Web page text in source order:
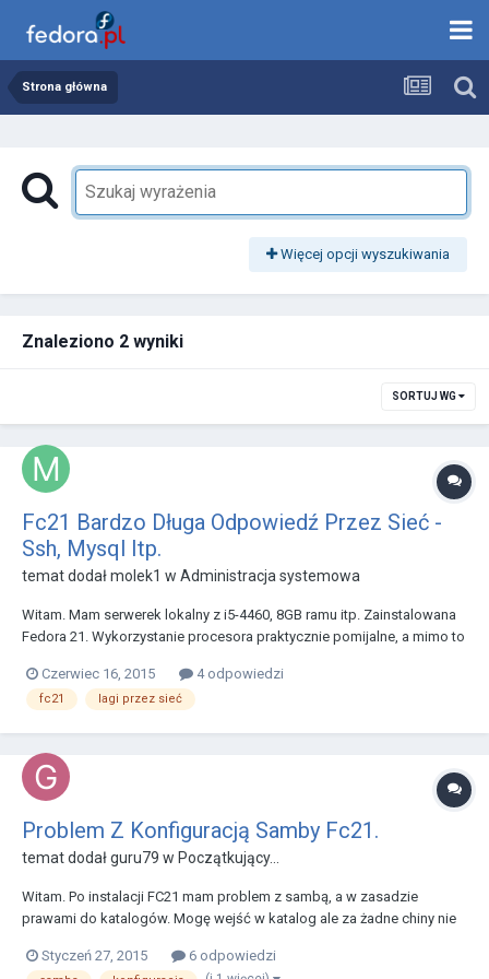
Strona główna
Więcej opcji wyszukiwania
Znaleziono 2 wyniki
SORTUJ WG
Fc21 Bardzo Długa Odpowiedź Przez Sieć -
Ssh, Mysql Itp.
temat dodałmolek1 w Administracja systemowa
Witam. Mam serwerek lokalny z i5-4460, 8GB ramu itp. Zainstalowana
Fedora 21. Wykorzystanie procesora praktycznie pomijalne, a mimo to
do pojawienia się prośby o login ponad 20s. Podobnie ma się sytuacja
z próbą dostępu do MySQL. Sytu...
Czerwiec 16, 2015 4 odpowiedzi
fc21 lagi przez sieć
Problem Z Konfiguracją Samby Fc21.
temat dodałguru79 w Początkujący...
Witam. Po instalacji FC21 mam problem z sambą, a w zasadzie
prawami do katalogów. Mogę wejść w katalog ale za żadne chiny nie
podaniu nazwu użytkownika i hasła. Oto kod, jeśli ktoś może coś
Styczeń 27, 2015 6 odpowiedzi